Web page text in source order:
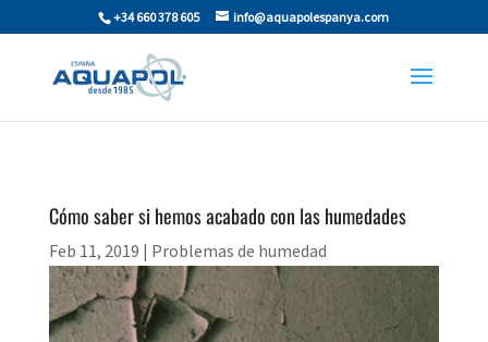
+34 660 378 605 info@aquapolespanya.com
Cómo saber si hemos acabado con las humedades
Feb 11, 2019 | Problemas de humedad